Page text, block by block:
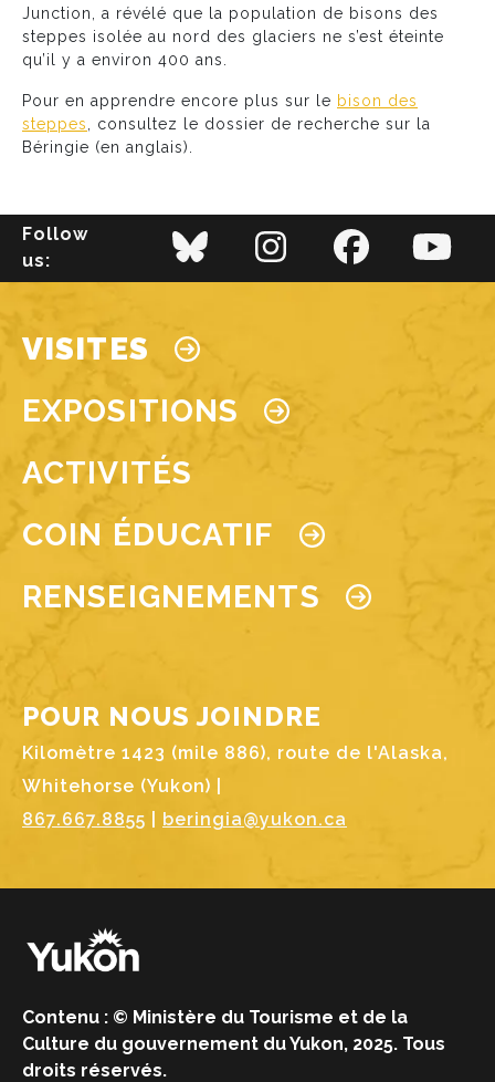
Junction, a révélé que la population de bisons des
steppes isolée au nord des glaciers ne s’est éteinte
qu’il y a environ 400 ans.
Pour en apprendre encore plus sur le bison des
steppes
, consultez le dossier de recherche sur la
Béringie (en anglais).
Follow
us:
Main navigation
VISITES
EXPOSITIONS
ACTIVITÉS
COIN ÉDUCATIF
RENSEIGNEMENTS
POUR NOUS JOINDRE
Kilomètre 1423 (mile 886), route de l'Alaska,
Whitehorse (Yukon) |
867.667.8855
beringia@yukon.ca
Contenu : © Ministère du Tourisme et de la
Culture du gouvernement du Yukon, 2025. Tous
droits réservés.